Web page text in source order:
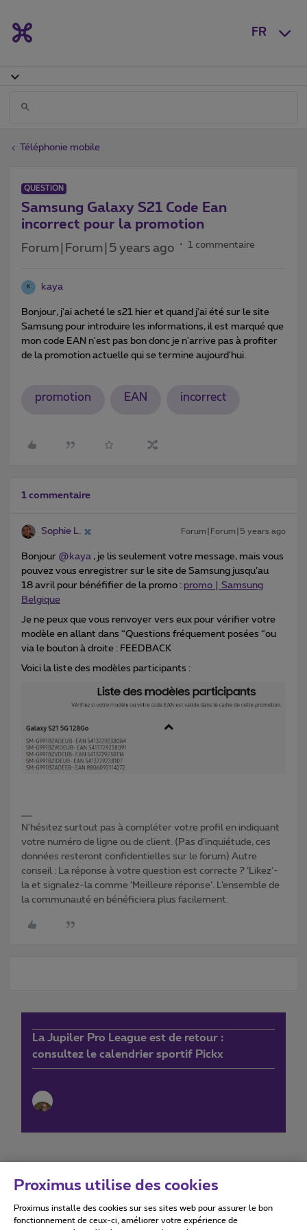
FR
Téléphonie mobile
QUESTION
Samsung Galaxy S21 Code Ean
incorrect pour la promotion
Forum|Forum|5 years ago 1 commentaire
K kaya
Bonjour, j'ai acheté le s21 hier et quand j'ai été sur le site
Samsung pour introduire les informations, il est marqué que
mon code EAN n'est pas bon donc je n'arrive pas à profiter
de la promotion actuelle qui se termine aujourd'hui.
promotion EAN incorrect
1 commentaire
Sophie L. Forum|Forum|5 years ago
Bonjour @kaya , je lis seulement votre message, mais vous
pouvez vous enregistrer sur le site de Samsung jusqu’au
18 avril pour bénéfifier de la promo : promo | Samsung
Belgique
Je ne peux que vous renvoyer vers eux pour vérifier votre
modèle en allant dans “Questions fréquement posées “ou
via le bouton à droite : FEEDBACK
Voici la liste des modèles participants :
N'hésitez surtout pas à compléter votre profil en indiquant
votre numéro de ligne ou de client. (Pas d'inquiétude, ces
données resteront confidentielles sur le forum) Autre
conseil : La réponse à votre question est correcte ? ‘Likez’-
la et signalez-la comme ‘Meilleure réponse’. L’ensemble de
la communauté en bénéficiera plus facilement.
La Jupiler Pro League est de retour :
consultez le calendrier sportif Pickx
Conditions d'utilisation Accessibility statement
Proximus utilise des cookies
Proximus installe des cookies sur ses sites web pour assurer le bon
fonctionnement de ceux-ci, améliorer votre expérience de